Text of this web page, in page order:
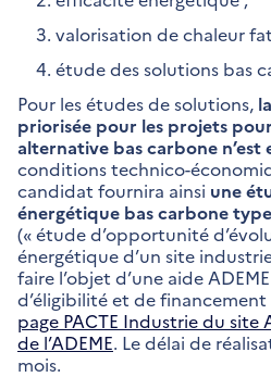
valorisation de chaleur
étude des solutions bas
Pour les études de solutions,
priorisée pour les projets
alternative bas carbone n’est
conditions technico-
candidat fournira ainsi une
énergétique bas carbone
(« étude d’opportunité
énergétique d’un site
faire l’objet d’une aide
d’éligibilité et de financement
page PACTE Industrie du
de l’ADEME. Le délai de
mois.